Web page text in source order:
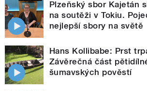
Plzeňský sbor Kajetán
na soutěži v Tokiu.
nejlepší sbory na světě
Hans Kollibabe: Prst
Závěrečná část
šumavských pověstí